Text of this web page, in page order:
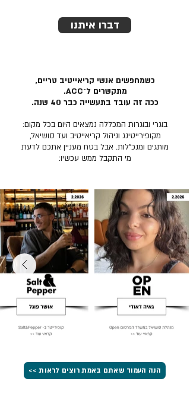
דברו איתנו
כשמחפשים אנשי קריאייטיב טריים,
מתקשרים ל־ACC.
ככה זה עובד בתעשייה כבר 40 שנה.
בוגרי ובוגרות המכללה נמצאים היום בכל מקום:
מקופירייטינג וניהול קריאייטיב ועד סושיאל,
מותגים ומנכ״לות. אבל בטח מעניין אתכם לדעת
מי התקבל ממש עכשיו:
הנה העמוד שאתם באמת רוצים לראות >>